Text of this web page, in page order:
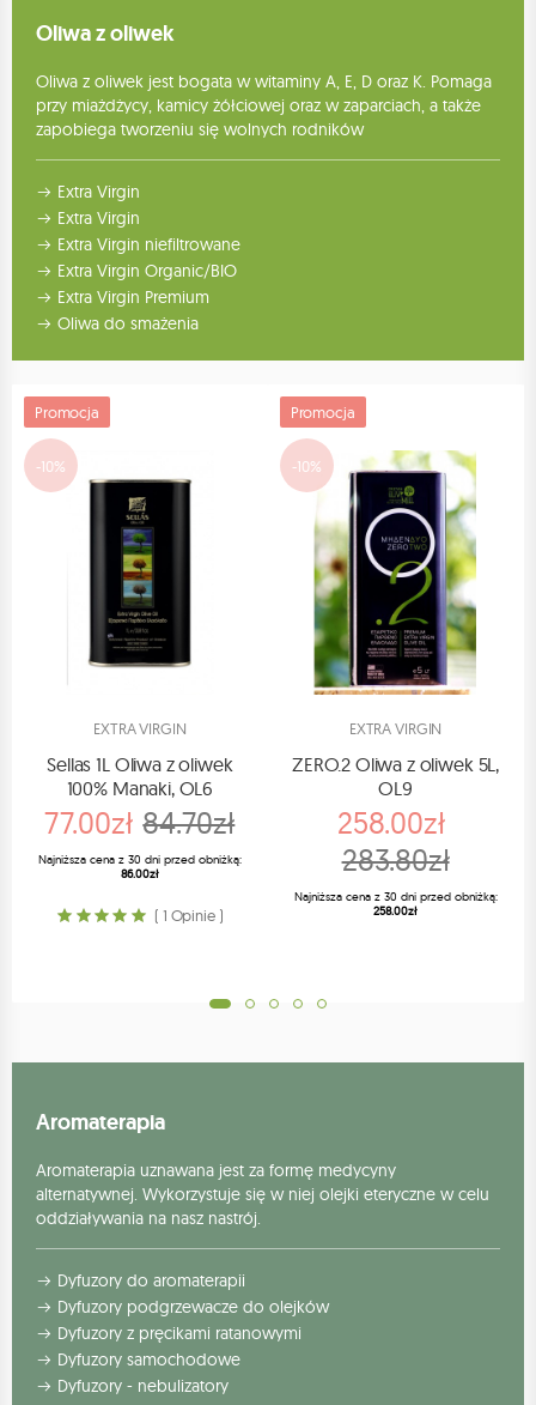
Oliwa z oliwek
Oliwa z oliwek jest bogata w witaminy A, E, D oraz K. Pomaga
przy miażdżycy, kamicy żółciowej oraz w zaparciach, a także
zapobiega tworzeniu się wolnych rodników
Extra Virgin
Extra Virgin
Extra Virgin niefiltrowane
Extra Virgin Organic/BIO
Extra Virgin Premium
Oliwa do smażenia
Promocja
-10%
EXTRA VIRGIN
Sellas 1L Oliwa z oliwek
100% Manaki, OL6
77.00zł 84.70zł
Najniższa cena z 30 dni przed obniżką:
86.00zł
( 1 Opinie )
Promocja
-10%
EXTRA VIRGIN
ZERO.2 Oliwa z oliwek 5L,
OL9
258.00zł
283.80zł
Najniższa cena z 30 dni przed obniżką:
258.00zł
Aromaterapia
Aromaterapia uznawana jest za formę medycyny
alternatywnej. Wykorzystuje się w niej olejki eteryczne w celu
oddziaływania na nasz nastrój.
Dyfuzory do aromaterapii
Dyfuzory podgrzewacze do olejków
Dyfuzory z pręcikami ratanowymi
Dyfuzory samochodowe
Dyfuzory - nebulizatory